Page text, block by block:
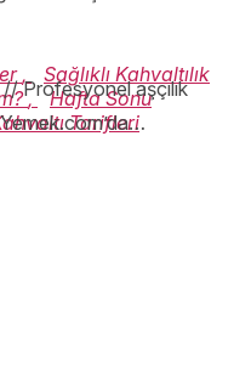
,
Sağlıklı Kahvaltılık
, Hafta Sonu
Tarifleri
Profesyonel aşçılık